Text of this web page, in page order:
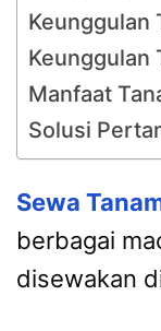
Keunggulan
Keunggulan
Manfaat
Solusi
Sewa
berbagai
disewakan